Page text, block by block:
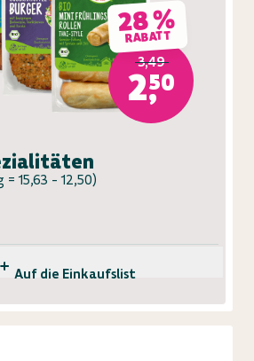
28 %
RABATT
3,49
2,50
= 15,63 - 12,50)
Auf die Einkaufsliste